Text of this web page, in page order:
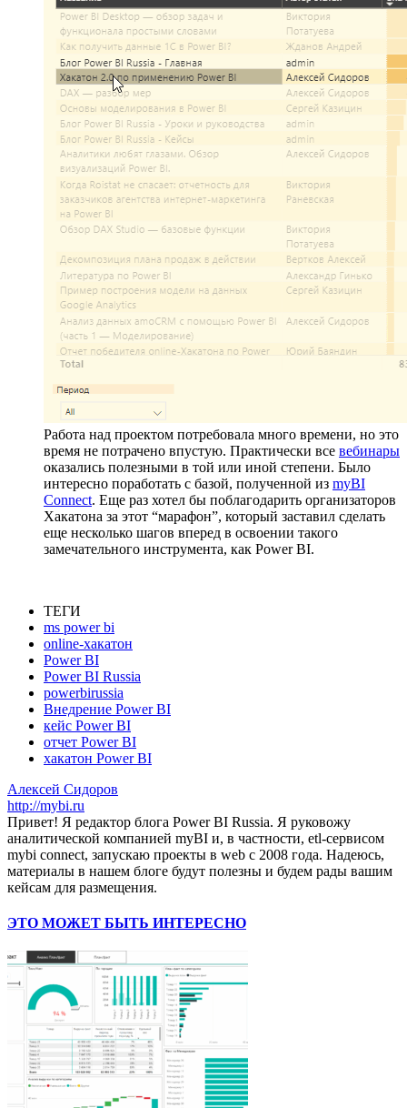
Работа над проектом потребовала много времени, но это
время не потрачено впустую. Практически все вебинары
оказались полезными в той или иной степени. Было
интересно поработать с базой, полученной из myBI
Connect. Еще раз хотел бы поблагодарить организаторов
Хакатона за этот “марафон”, который заставил сделать
еще несколько шагов вперед в освоении такого
замечательного инструмента, как Power BI.
ТЕГИ
ms power bi
online-хакатон
Power BI
Power BI Russia
powerbirussia
Внедрение Power BI
кейс Power BI
отчет Power BI
хакатон Power BI
Алексей Сидоров
http://mybi.ru
Привет! Я редактор блога Power BI Russia. Я руковожу
аналитической компанией myBI и, в частности, etl-сервисом
mybi connect, запускаю проекты в web с 2008 года. Надеюсь,
материалы в нашем блоге будут полезны и будем рады вашим
кейсам для размещения.
ЭТО МОЖЕТ БЫТЬ ИНТЕРЕСНО